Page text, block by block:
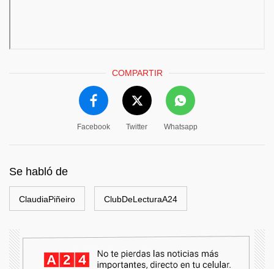
COMPARTIR
Facebook Twitter Whatsapp
Se habló de
ClaudiaPiñeiro ClubDeLecturaA24